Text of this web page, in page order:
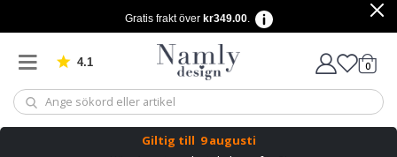
Gratis frakt över kr349.00.
4.1 Baserat på 1029 betyg 0
Giltig till 9 augusti